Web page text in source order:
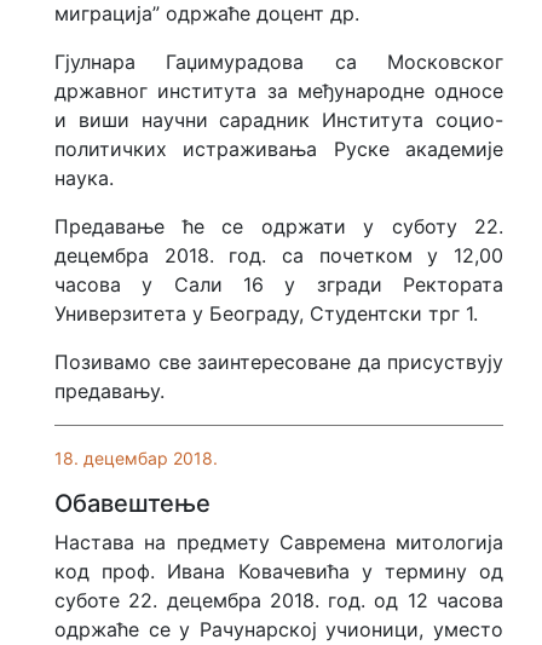
миграција” одржаће доцент др.
Гјулнара Гаџимурадова са Московског
државног института за међународне односе
и виши научни сарадник Института социо-
политичких истраживања Руске академије
наука.
Предавање ће се одржати у суботу 22.
децембра 2018. год. са почетком у 12,00
часова у Сали 16 у згради Ректората
Универзитета у Београду, Студентски трг 1.
Позивамо све заинтересоване да присуствују
предавању.
18. децембар 2018.
Обавештење
Настава на предмету Савремена митологија
код проф. Ивана Ковачевића у термину од
суботе 22. децембра 2018. год. од 12 часова
одржаће се у Рачунарској учионици, уместо